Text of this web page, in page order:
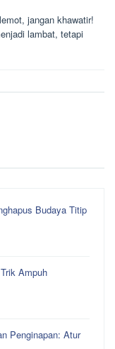
jangan khawatir!
lambat, tetapi
Budaya Titip
Ampuh
Penginapan: Atur